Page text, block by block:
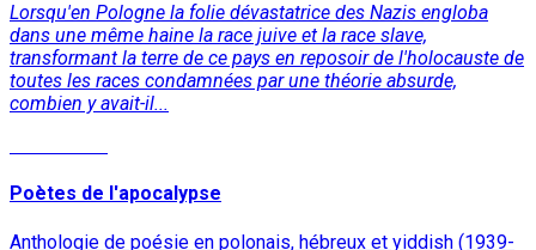
Lorsqu'en Pologne la folie dévastatrice des Nazis engloba
dans une même haine la race juive et la race slave,
transformant la terre de ce pays en reposoir de l'holocauste de
toutes les races condamnées par une théorie absurde,
combien y avait-il...
Poètes de l'apocalypse
Anthologie de poésie en polonais, hébreux et yiddish (1939-